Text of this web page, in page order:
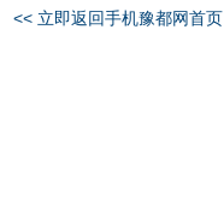
<< 立即返回手机豫都网首页